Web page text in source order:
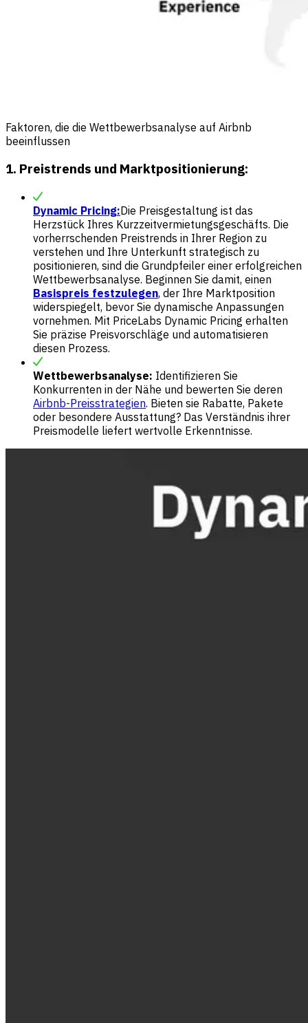
Faktoren, die die Wettbewerbsanalyse auf Airbnb
beeinflussen
1. Preistrends und Marktpositionierung:
Dynamic Pricing:Die Preisgestaltung ist das
Herzstück Ihres Kurzzeitvermietungsgeschäfts. Die
vorherrschenden Preistrends in Ihrer Region zu
verstehen und Ihre Unterkunft strategisch zu
positionieren, sind die Grundpfeiler einer erfolgreichen
Wettbewerbsanalyse. Beginnen Sie damit, einen
Basispreis festzulegen, der Ihre Marktposition
widerspiegelt, bevor Sie dynamische Anpassungen
vornehmen. Mit PriceLabs Dynamic Pricing erhalten
Sie präzise Preisvorschläge und automatisieren
diesen Prozess.
Wettbewerbsanalyse: Identifizieren Sie
Konkurrenten in der Nähe und bewerten Sie deren
Airbnb-Preisstrategien. Bieten sie Rabatte, Pakete
oder besondere Ausstattung? Das Verständnis ihrer
Preismodelle liefert wertvolle Erkenntnisse.